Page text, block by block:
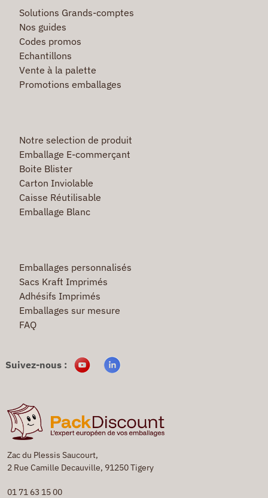
Zac du Plessis Saucourt,
2 Rue Camille Decauville, 91250 Tigery
01 71 63 15 00
Solutions Grands-comptes
Nos guides
Codes promos
Echantillons
Vente à la palette
Promotions emballages
Notre selection de produit
Emballage E-commerçant
Boite Blister
Carton Inviolable
Caisse Réutilisable
Emballage Blanc
Emballages personnalisés
Sacs Kraft Imprimés
Adhésifs Imprimés
Emballages sur mesure
FAQ
Suivez-nous :